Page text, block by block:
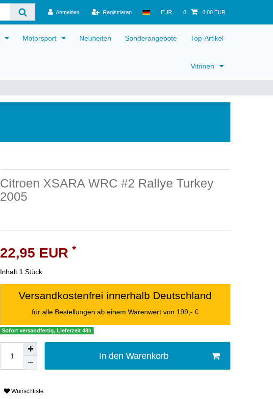
Anmelden Registrieren EUR 0 0,00 EUR
Motorsport Neuheiten Sonderangebote Top-Artikel
Vitrinen
Citroen XSARA WRC #2 Rallye Turkey
2005
22,95 EUR *
Inhalt 1 Stück
Versandkostenfrei innerhalb Deutschland
für alle Bestellungen ab einem Warenwert von 199,- €
Sofort versandfertig, Lieferzeit 48h
In den Warenkorb
Wunschliste